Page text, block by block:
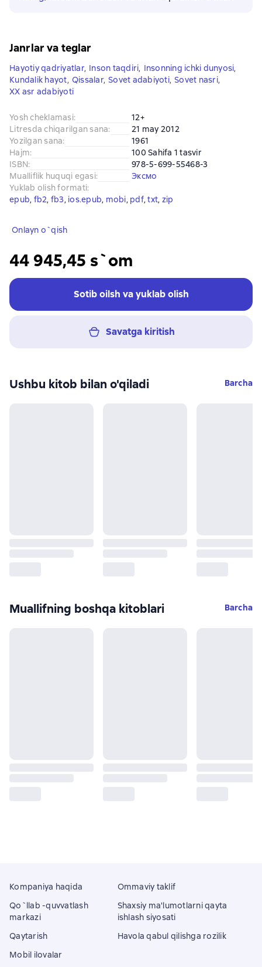
Janrlar va teglar
Hayotiy qadriyatlar, Inson taqdiri, Insonning ichki dunyosi,
Kundalik hayot, Qissalar, Sovet adabiyoti, Sovet nasri,
XX asr adabiyoti
Yosh cheklamasi:
12+
Litresda chiqarilgan sana:
21 may 2012
Yozilgan sana:
1961
Hajm:
100 Sahifa 1 tasvir
ISBN:
978-5-699-55468-3
Mualliflik huquqi egasi:
Эксмо
Yuklab olish formati:
epub, fb2, fb3, ios.epub, mobi, pdf, txt, zip
Onlayn o`qish
44 945,45 s`om
Sotib oilsh va yuklab olish
Savatga kiritish
Ushbu kitob bilan o'qiladi Barcha
Muallifning boshqa kitoblari Barcha
Kompaniya haqida
Qo`llab -quvvatlash
markazi
Qaytarish
Mobil ilovalar
Ommaviy taklif
Shaxsiy ma'lumotlarni qayta
ishlash siyosati
Havola qabul qilishga rozilik